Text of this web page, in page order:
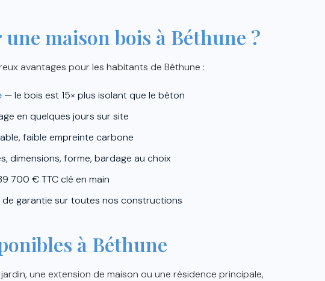
maison bois à Béthune ?
avantages pour les habitants de Béthune :
— le bois est 15× plus isolant que le béton
en quelques jours sur site
faible empreinte carbone
dimensions, forme, bardage au choix
700 € TTC clé en main
de garantie sur toutes nos constructions
à Béthune
une extension de maison ou une résidence principale,